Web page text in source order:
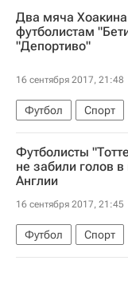
Два мяча
футболистам
"Депортиво"
16 сентября 2017, 21:48
Футбол
Спорт
Чемпионат
Депортиво (Ла-
Хоакин Санчес
Футболисты
не забили голов
Англии
16 сентября 2017, 21:45
Футбол
Спорт
АПЛ 2026-2027